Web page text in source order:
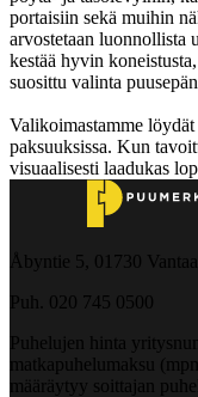
portaisiin sekä muihin
arvostetaan luonnollista
kestää hyvin
suosittu valinta
Valikoimastamme
paksuuksissa. Kun
visuaalisesti laadukas
Åbyntie 5, 01730 Vantaa
Puh. 020 745 0500
Puhelujen hinta
matkapuhelumaksu
määräytyy soittajan